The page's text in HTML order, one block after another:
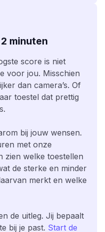
minuten
score is niet
voor jou. Misschien
dan camera’s. Of
toestel dat prettig
bij jouw wensen.
met onze
zien welke toestellen
de sterke en minder
merkt en welke
de uitleg. Jij bepaalt
bij je past. Start de